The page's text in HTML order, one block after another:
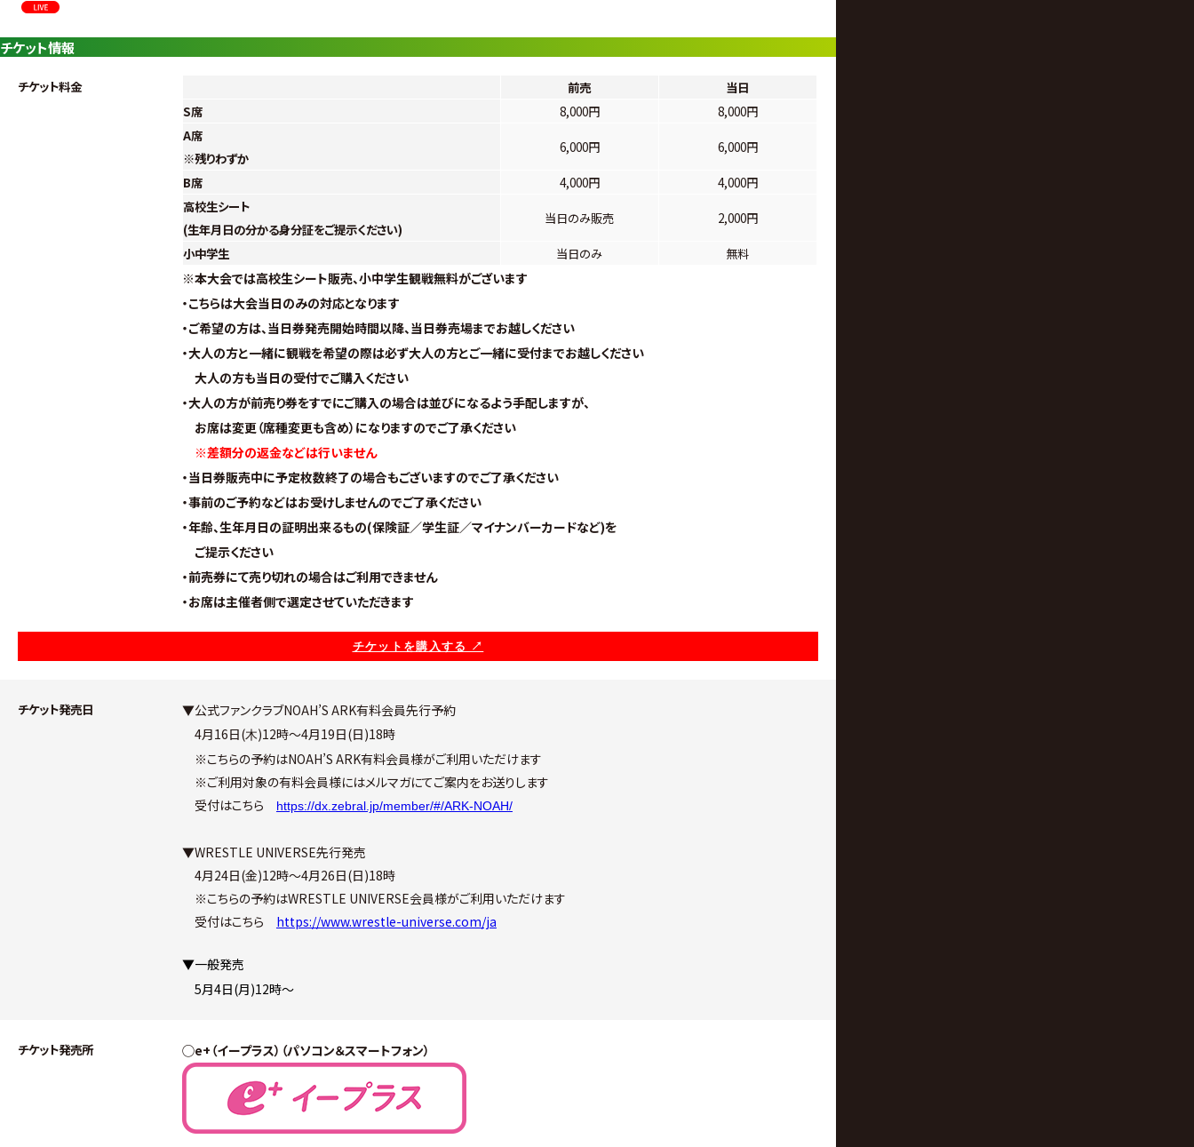
チケット情報
チケット料金 前売
当日
S席
8,000円
8,000円
A席
※残りわずか
6,000円
6,000円
B席
4,000円
4,000円
高校生シート
(生年月日の分かる身分証をご提示ください)
当日のみ販売
2,000円
小中学生
当日のみ
無料
※本大会では高校生シート販売、小中学生観戦無料がございます
・こちらは大会当日のみの対応となります
・ご希望の方は、当日券発売開始時間以降、当日券売場までお越しください
・大人の方と一緒に観戦を希望の際は必ず大人の方とご一緒に受付までお越しください
大人の方も当日の受付でご購入ください
・大人の方が前売り券をすでにご購入の場合は並びになるよう手配しますが、
お席は変更（席種変更も含め）になりますのでご了承ください
※差額分の返金などは行いません
・当日券販売中に予定枚数終了の場合もございますのでご了承ください
・事前のご予約などはお受けしませんのでご了承ください
・年齢、生年月日の証明出来るもの(保険証／学生証／マイナンバーカードなど)を
ご提示ください
・前売券にて売り切れの場合はご利用できません
・お席は主催者側で選定させていただきます
チケットを購入する ↗︎
チケット発売日
▼公式ファンクラブNOAH’S ARK有料会員先行予約
4月16日(木)12時～4月19日(日)18時
※こちらの予約はNOAH’S ARK有料会員様がご利用いただけます
※ご利用対象の有料会員様にはメルマガにてご案内をお送りします
受付はこちら
https://dx.zebral.jp/member/#/ARK-NOAH/
▼WRESTLE UNIVERSE先行発売
4月24日(金)12時〜4月26日(日)18時
※こちらの予約はWRESTLE UNIVERSE会員様がご利用いただけます
受付はこちら https://www.wrestle-universe.com/ja
▼一般発売
5月4日(月)12時〜
チケット発売所 ◯e+（イープラス）（パソコン＆スマートフォン）